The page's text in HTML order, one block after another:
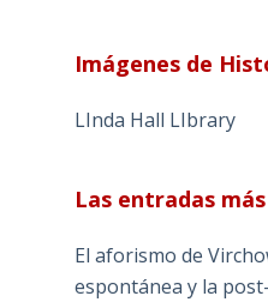
Imágenes de
LInda Hall LIbrary
Las entradas
El aforismo de
espontánea y la